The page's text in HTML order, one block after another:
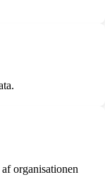
organisationen